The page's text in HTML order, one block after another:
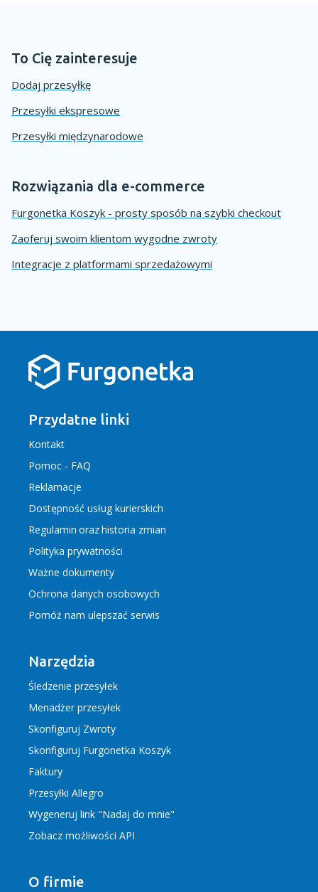
To Cię zainteresuje
Dodaj przesyłkę
Przesyłki ekspresowe
Przesyłki międzynarodowe
Rozwiązania dla e-commerce
Furgonetka Koszyk - prosty sposób na szybki checkout
Zaoferuj swoim klientom wygodne zwroty
Integracje z platformami sprzedażowymi
Przydatne linki
Kontakt
Pomoc - FAQ
Reklamacje
Dostępność usług kurierskich
Regulamin orazhistoria zmian
Polityka prywatności
Ważne dokumenty
Ochrona danych osobowych
Pomóż nam ulepszać serwis
Narzędzia
Śledzenie przesyłek
Menadżer przesyłek
Skonfiguruj Zwroty
Skonfiguruj Furgonetka Koszyk
Faktury
Przesyłki Allegro
Wygeneruj link "Nadaj do mnie"
Zobacz możliwości API
O firmie